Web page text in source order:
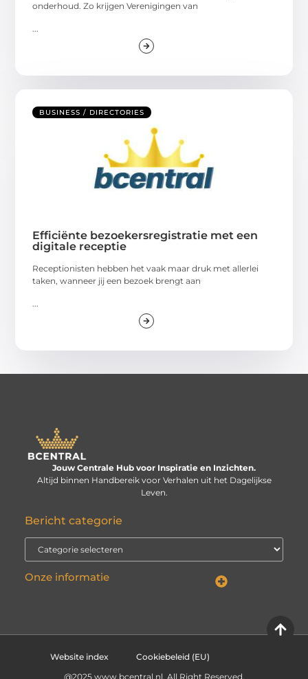
onderhoud. Zo krijgen Verenigingen van
BUSINESS / DIRECTORIES
Efficiënte bezoekersregistratie met een
digitale receptie
Receptionisten hebben het vaak maar druk met allerlei
taken, wanneer jij een bezoek brengt aan
Jouw Centrale Hub voor Inspiratie en Inzichten.
Altijd binnen Handbereik voor Verhalen uit het Dagelijkse
Leven.
Bericht categorie
Onze informatie
Website index
Cookiebeleid (EU)
@2025 www.bcentral.nl. All Right Reserved.